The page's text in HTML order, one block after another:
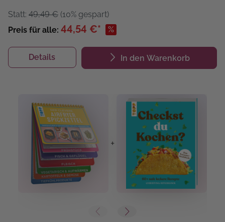
Statt: 49,49 € (10% gespart)
Preis für alle: 44,54 €* %
Details In den Warenkorb
+